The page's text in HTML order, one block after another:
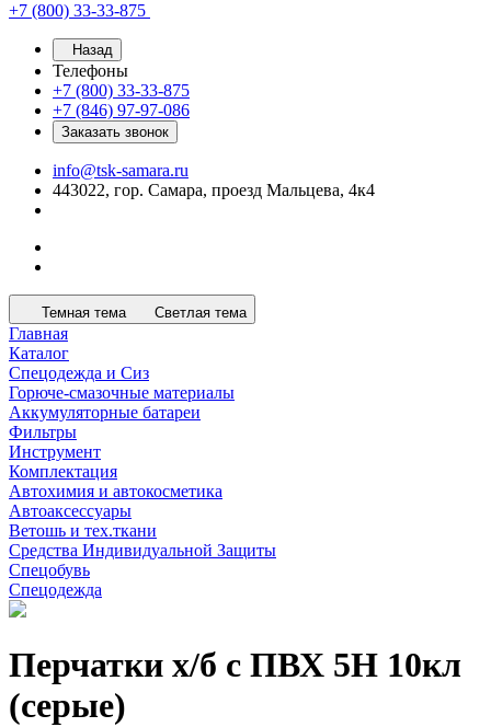
+7 (800) 33-33-875
Назад
Телефоны
+7 (800) 33-33-875
+7 (846) 97-97-086
Заказать звонок
info@tsk-samara.ru
443022, гор. Самара, проезд Мальцева, 4к4
Темная тема Светлая тема
Главная
Каталог
Спецодежда и Сиз
Горюче-смазочные материалы
Аккумуляторные батареи
Фильтры
Инструмент
Комплектация
Автохимия и автокосметика
Автоаксессуары
Ветошь и тех.ткани
Средства Индивидуальной Защиты
Спецобувь
Спецодежда
Перчатки х/б с ПВХ 5Н 10кл
(серые)